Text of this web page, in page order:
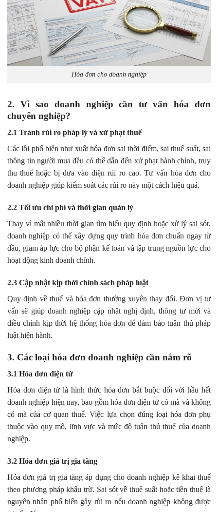
Hóa đơn cho doanh nghiệp
2. Vì sao doanh nghiệp cần tư vấn hóa đơn
chuyên nghiệp?
2.1 Tránh rủi ro pháp lý và xử phạt thuế
Các lỗi phổ biến như xuất hóa đơn sai thời điểm, sai thuế suất, sai
thông tin người mua đều có thể dẫn đến xử phạt hành chính, truy
thu thuế hoặc bị đưa vào diện rủi ro cao. Tư vấn hóa đơn cho
doanh nghiệp giúp kiểm soát các rủi ro này một cách hiệu quả.
2.2 Tối ưu chi phí và thời gian quản lý
Thay vì mất nhiều thời gian tìm hiểu quy định hoặc xử lý sai sót,
doanh nghiệp có thể xây dựng quy trình hóa đơn chuẩn ngay từ
đầu, giảm áp lực cho bộ phận kế toán và tập trung nguồn lực cho
hoạt động kinh doanh chính.
2.3 Cập nhật kịp thời chính sách pháp luật
Quy định về thuế và hóa đơn thường xuyên thay đổi. Đơn vị tư
vấn sẽ giúp doanh nghiệp cập nhật nghị định, thông tư mới và
điều chỉnh kịp thời hệ thống hóa đơn để đảm bảo tuân thủ pháp
luật hiện hành.
3. Các loại hóa đơn doanh nghiệp cần nắm rõ
3.1 Hóa đơn điện tử
Hóa đơn điện tử là hình thức hóa đơn bắt buộc đối với hầu hết
doanh nghiệp hiện nay, bao gồm hóa đơn điện tử có mã và không
có mã của cơ quan thuế. Việc lựa chọn đúng loại hóa đơn phụ
thuộc vào quy mô, lĩnh vực và mức độ tuân thủ thuế của doanh
nghiệp.
3.2 Hóa đơn giá trị gia tăng
Hóa đơn giá trị gia tăng áp dụng cho doanh nghiệp kê khai thuế
theo phương pháp khấu trừ. Sai sót về thuế suất hoặc tiền thuế là
nguyên nhân phổ biến gây rủi ro nếu doanh nghiệp không được